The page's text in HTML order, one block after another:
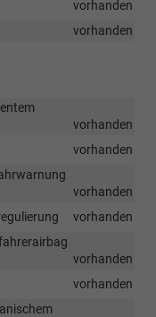
vorhanden
vorhanden
vorhanden
vorhanden
vorhanden
vorhanden
vorhanden
vorhanden